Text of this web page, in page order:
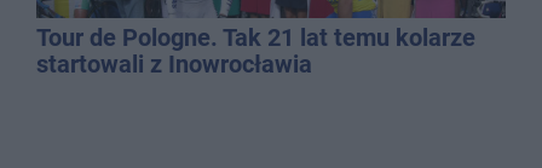
Tour de Pologne. Tak 21 lat temu kolarze
startowali z Inowrocławia